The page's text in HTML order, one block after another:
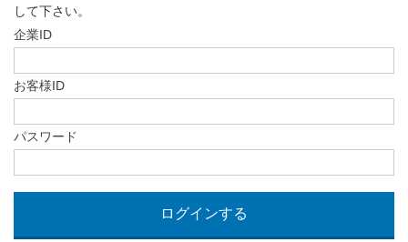
して下さい。
企業ID
お客様ID
パスワード